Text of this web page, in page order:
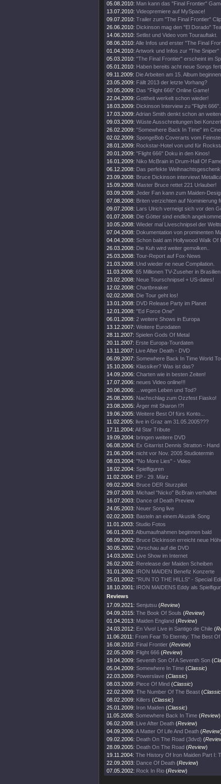
05.08.2010: Man kann das "Final Frontier"
13.07.2010: Videopremiere auf MySpace!
09.07.2010: Trailer zum "The Final Frontier"
26.06.2010: Dickinson mag den "El Dorado"
14.06.2010: Setlist und Video vom Tourauftakt.
08.06.2010: Alle Infos und erster "The Final
01.04.2010: Artwork und Infos zur "The Sniper"
05.03.2010: "The Final Frontier" erscheint im
05.01.2010: Haben bereits acht neue Songs
09.11.2009: Die Arbeiten am 15. Album
23.05.2009: Fällt 2013 der letzte Vorhang?
20.05.2009: Das "Flight 666" Online Game!
22.04.2009: Gottheit werkelt schon wieder!
18.03.2009: Dickinson Interview zu "Flight 666".
17.03.2009: Adrian Smith denkt schon an
09.03.2009: Wüste Ausschreitungen bei
26.02.2009: "Somewhere Back In Time" im
02.02.2009: SpongeBob Coverarts vom
28.01.2009: Rockstar-Hotel von und für
20.01.2009: "Flight 666" Doku in den Kinos!
16.01.2009: Niko McBrain in Drum-Hall Of
06.12.2008: Das perfekte
23.09.2008: Bruce Dickinson interviewt
15.09.2008: Master Bruce rettet 221 Urlauber!
03.09.2008: Jeder Fan kann zum Maiden-
07.08.2008: Briten verzichten auf Nominierung
09.07.2008: Lars Ulrich verneigt sich vor den
01.07.2008: Die Götter sind endlich
10.05.2008: Wieder mal Liveschnipsel der
07.04.2008: Dokumentation von prominenten
04.04.2008: Schon bald am Hollywood Walk Of
26.03.2008: Die Kuh wird weiter gemolken..
25.03.2008: Tour-Report auf Fox-News
21.03.2008: Und wieder ne neue Compilation.
11.03.2008: 65 Millionen TV-Zuseher in
23.02.2008: Neue Tourschnipsel + US-dates!
12.02.2008: Chartbreaker
02.02.2008: Die Tour geht los!
13.01.2008: DVD Release Party im Planet
12.01.2008: "Ed Force One"
06.01.2008: 2 weitere Shows in Europa
13.12.2007: Weitere Eurodaten
28.11.2007: Spielen Gods Of Metal
20.11.2007: Erste Europa-Tourdaten
13.11.2007: Live After Death - DVD
06.09.2007: Somewhere Back In Time World
15.10.2006: Klassiker? Was ist das?
14.09.2006: Charten wie in besten Zeiten!
17.07.2006: neues Video online!!!
20.06.2006:
...wegen Leben und Tod?
25.08.2005: Nachschlag zum Ozzfest Fiasko!
23.08.2005: Ärger mit Sharon !?!
19.06.2005: Weitere Best Of fürs Konto...
11.02.2005: live in Graz am 31.05.2005???
17.11.2004: All Star Tribute
19.09.2004: bringen weitere DVD
06.08.2004: Ex Gitarrist Dennis Stratton -
21.06.2004: nicht vor Nov. 2005 Studiotermin
08.03.2004: "No More Lies" - Video
18.02.2004: Spielfiguren
11.02.2004: EP - 29. März
09.02.2004: Bruce DER Sturzpilot
29.07.2003: Michael "Nicko" BcBrain verhaftet
16.07.2003: Dance of Death Preview
24.05.2003: Neuer Song live
02.02.2003: Basteln an einem Akustik Song
11.01.2003: Studio Fotos
06.01.2003: Albumaufnahmen beginnen bald
08.09.2002: Bruce Dickinson erreicht neue
30.05.2002: Vorschau auf die DVD
14.03.2002: Live Show im Internet
26.02.2002: Rerelease der Maiden Scheiben
31.01.2002: IRON MAIDEN Benefiz Konzerte
25.01.2002: "RUN TO THE HILLS" - Special
18.10.2001: IRON MAIDENS Eddy als Spielfigur
Reviews
17.09.2021: Senjutsu (Review)
04.09.2015: The Book Of Souls (Review)
01.04.2013: Maiden England (Review)
24.03.2012: En Vivo! Live in Santigo de Chile (
11.06.2011: From Fear To Eternity: The Best
16.08.2010: Final Frontier (Review)
22.05.2009: Flight 666 (Review)
19.04.2009: Seventh Son Of A Seventh Son (
05.04.2009: Somewhere In Time (Classic)
22.03.2009: Powerslave (Classic)
08.03.2009: Piece Of Mind (Classic)
22.02.2009: The Number Of The Beast (Classic
08.02.2009: Killers (Classic)
25.01.2009: Iron Maiden (Classic)
11.05.2008: Somewhere Back In Time (Review)
06.02.2008: Live After Death (Review)
04.09.2006: A Matter Of Life And Death (Review
09.02.2006: Death On The Road (3dvd) (
28.09.2005: Death On The Road (Review)
19.11.2004: The History Of Iron Maiden Part I:
22.09.2003: Dance Of Death (Review)
07.05.2002: Rock In Rio (Review)